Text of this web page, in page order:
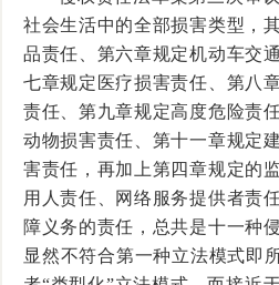
社会生活中的全部损害类型，
品责任、第六章规定机动车交
七章规定医疗损害责任、第八
责任、第九章规定高度危险责
动物损害责任、第十一章规定
害责任，再加上第四章规定的
用人责任、网络服务提供者责
障义务的责任，总共是十一种
显然不符合第一种立法模式即